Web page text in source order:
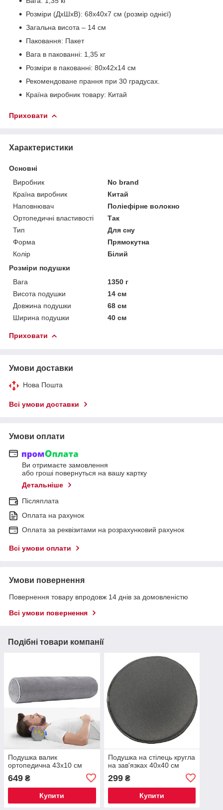
Розміри (ДхШхВ): 68x40x7 см (розмір однієї)
Загальна висота – 14 см
Паковання: Пакет
Вага в пакованні: 1,35 кг
Розміри в пакованні: 80x42x14 см
Рекомендоване прання при 30 градусах.
Країна виробник товару: Китай
Приховати
Характеристики
Основні
Виробник
No brand
Країна виробник
Китай
Наповнювач
Поліефірне волокно
Ортопедичні властивості
Так
Тип
Для сну
Форма
Прямокутна
Колір
Білий
Розміри подушки
Вага
1350 г
Висота подушки
14 см
Довжина подушки
68 см
Ширина подушки
40 см
Приховати
Умови доставки
Нова Пошта
Всі умови доставки
Умови оплати
Ви отримаєте замовлення
або гроші повернуться на вашу картку
Детальніше
Післяплата
Оплата на рахунок
Оплата за реквізитами на розрахунковий рахунок
Всі умови оплати
Умови повернення
Повернення товару впродовж 14 днів за домовленістю
Всі умови повернення
Подібні товари компанії
Подушка валик
ортопедична 43x10 см
649 ₴
Купити
Подушка на стілець кругла
на зав'язках 40x40 см
299₴
Купити